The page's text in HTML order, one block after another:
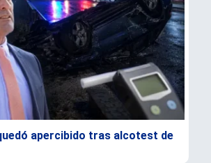
apercibido tras alcotest de